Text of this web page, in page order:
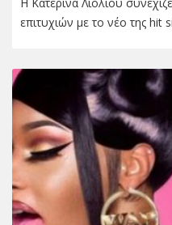
επιτυχιών με το νέο της hit